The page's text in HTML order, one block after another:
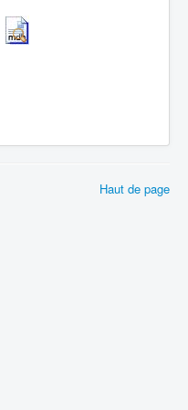
Haut de page